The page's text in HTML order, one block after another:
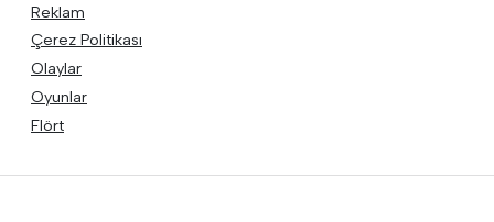
Reklam
Çerez Politikası
Olaylar
Oyunlar
Flört